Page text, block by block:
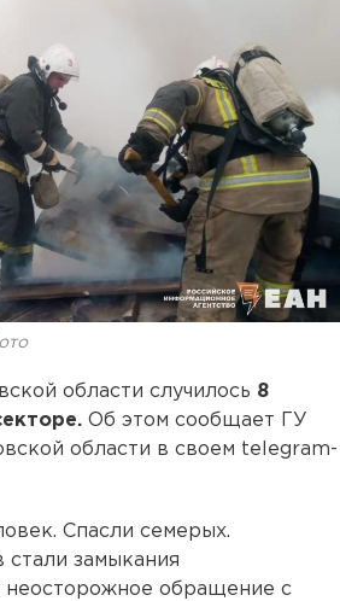
области случилось 8
Об этом сообщает ГУ
области в своем telegram-
Спасли семерых.
стали замыкания
неосторожное обращение с